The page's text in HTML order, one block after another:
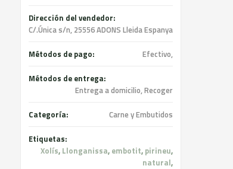
Dirección del vendedor:
C/.Única s/n, 25556 ADONS Lleida Espanya
Métodos de pago: Efectivo,
Métodos de entrega:
Entrega a domicilio, Recoger
Categoría: Carne y Embutidos
Etiquetas:
Xolís, Llonganissa, embotit, pirineu,
natural,